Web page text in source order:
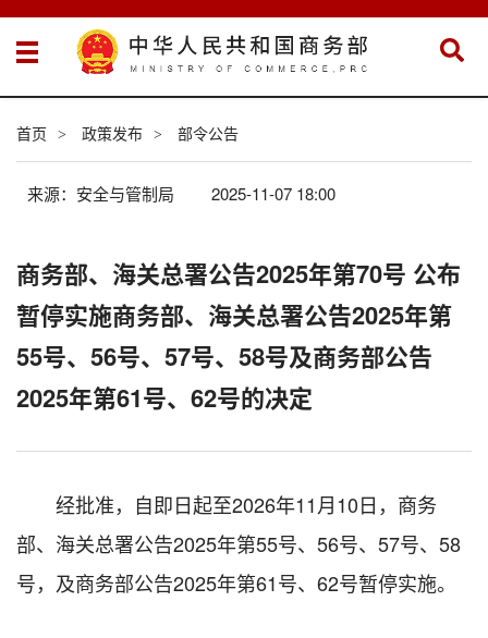
首页 > 政策发布 > 部令公告
来源：安全与管制局 2025-11-07 18:00
商务部、海关总署公告2025年第70号 公布
暂停实施商务部、海关总署公告2025年第
55号、56号、57号、58号及商务部公告
2025年第61号、62号的决定
经批准，自即日起至2026年11月10日，商务
部、海关总署公告2025年第55号、56号、57号、58
号，及商务部公告2025年第61号、62号暂停实施。